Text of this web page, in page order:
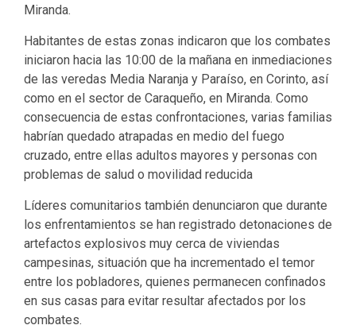
Miranda.
Habitantes de estas zonas indicaron que los combates
iniciaron hacia las 10:00 de la mañana en inmediaciones
de las veredas Media Naranja y Paraíso, en Corinto, así
como en el sector de Caraqueño, en Miranda. Como
consecuencia de estas confrontaciones, varias familias
habrían quedado atrapadas en medio del fuego
cruzado, entre ellas adultos mayores y personas con
problemas de salud o movilidad reducida
Líderes comunitarios también denunciaron que durante
los enfrentamientos se han registrado detonaciones de
artefactos explosivos muy cerca de viviendas
campesinas, situación que ha incrementado el temor
entre los pobladores, quienes permanecen confinados
en sus casas para evitar resultar afectados por los
combates.